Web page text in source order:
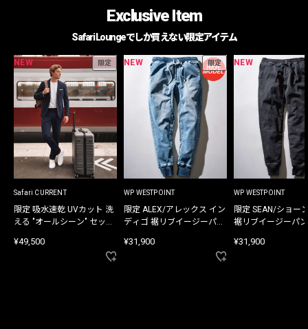
Exclusive Item
Safari Loungeでしか買えない限定アイテム
NEW 限定
Safari CURRENT
限定 吸水速乾 UVカット 洗
える "オールシーン" セット
¥49,500
NEW 限定
WP WESTPOINT
限定 ALEX/アレックス イン
ディゴ 裾リブイージーパン
¥31,900
NEW
WP WESTPOINT
限定 SEAN/ショー
裾リブイージーパ
¥31,900